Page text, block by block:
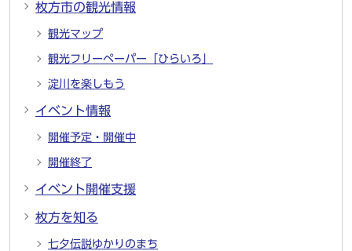
枚方市の観光情報
観光マップ
観光フリーペーパー「ひらいろ」
淀川を楽しもう
イベント情報
開催予定・開催中
開催終了
イベント開催支援
枚方を知る
七夕伝説ゆかりのまち